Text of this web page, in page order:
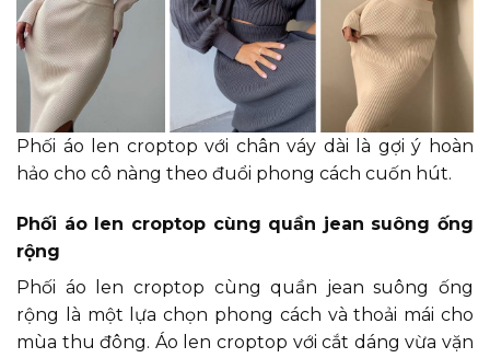
Phối áo len croptop với chân váy dài là gợi ý hoàn
hảo cho cô nàng theo đuổi phong cách cuốn hút.
Phối áo len croptop cùng quần jean suông ống
rộng
Phối áo len croptop cùng quần jean suông ống
rộng là một lựa chọn phong cách và thoải mái cho
mùa thu đông. Áo len croptop với cắt dáng vừa vặn